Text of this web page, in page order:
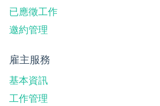
已應徵工作
邀約管理
雇主服務
基本資訊
工作管理